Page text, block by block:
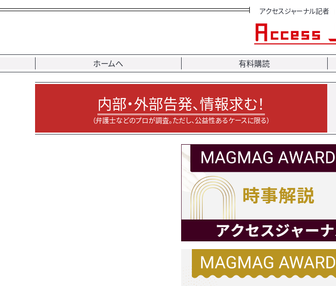
アクセスジャーナル記者
ホームへ 有料購読
内部・外部告発、情報求む！
（弁護士などのプロが調査。ただし、公益性あるケースに限る）